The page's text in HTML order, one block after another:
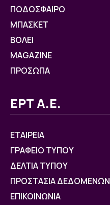
ΠΟΔΟΣΦΑΙΡΟ
ΜΠΑΣΚΕΤ
ΒOΛΕΙ
MAGAZINE
ΠΡΟΣΩΠΑ
ΕΡΤ Α.Ε.
ΕΤΑΙΡΕΙΑ
ΓΡΑΦΕΙΟ ΤΥΠΟΥ
ΔΕΛΤΙΑ ΤΥΠΟΥ
ΠΡΟΣΤΑΣΙΑ ΔΕΔΟΜΕΝΩΝ
ΕΠΙΚΟΙΝΩΝΙΑ